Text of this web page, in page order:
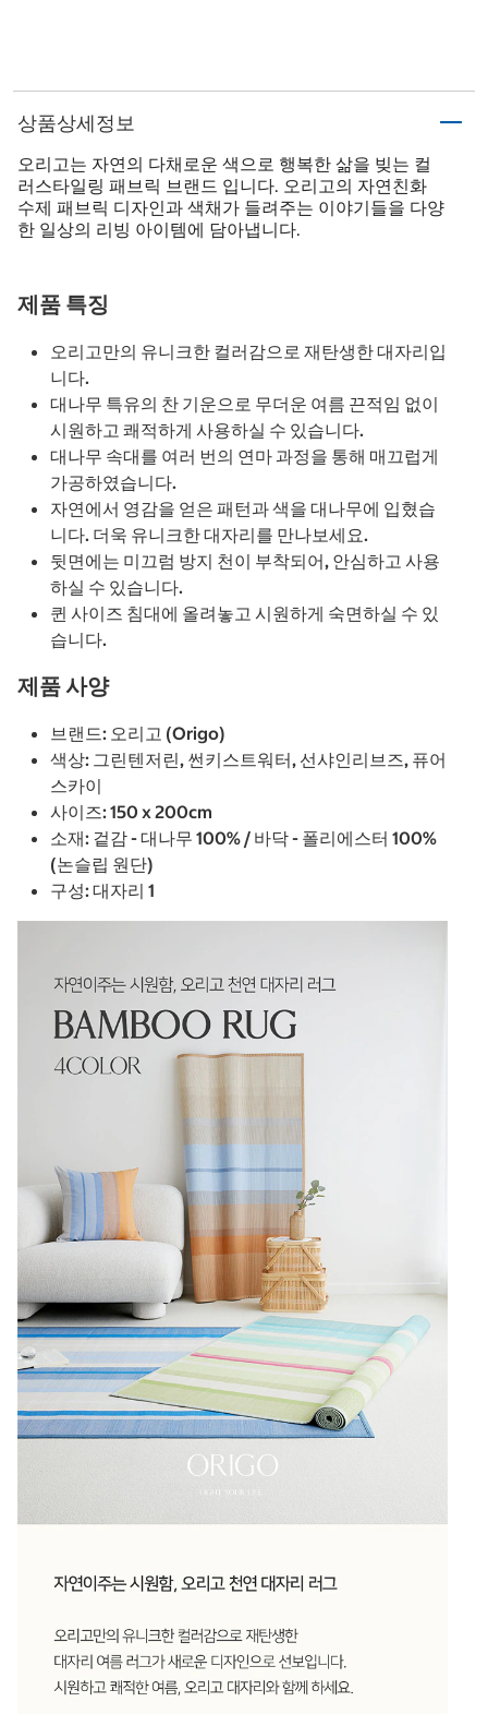
상품상세정보
오리고는 자연의 다채로운 색으로 행복한 삶을 빚는 컬
러스타일링 패브릭 브랜드 입니다. 오리고의 자연친화
수제 패브릭 디자인과 색채가 들려주는 이야기들을 다양
한 일상의 리빙 아이템에 담아냅니다.
제품 특징
오리고만의 유니크한 컬러감으로 재탄생한 대자리입
니다.
대나무 특유의 찬 기운으로 무더운 여름 끈적임 없이
시원하고 쾌적하게 사용하실 수 있습니다.
대나무 속대를 여러 번의 연마 과정을 통해 매끄럽게
가공하였습니다.
자연에서 영감을 얻은 패턴과 색을 대나무에 입혔습
니다. 더욱 유니크한 대자리를 만나보세요.
뒷면에는 미끄럼 방지 천이 부착되어, 안심하고 사용
하실 수 있습니다.
퀸 사이즈 침대에 올려놓고 시원하게 숙면하실 수 있
습니다.
제품 사양
브랜드: 오리고 (Origo)
색상: 그린텐저린, 썬키스트워터, 선샤인리브즈, 퓨어
스카이
사이즈: 150 x 200cm
소재: 겉감 - 대나무 100% / 바닥 - 폴리에스터 100%
(논슬립 원단)
구성: 대자리 1